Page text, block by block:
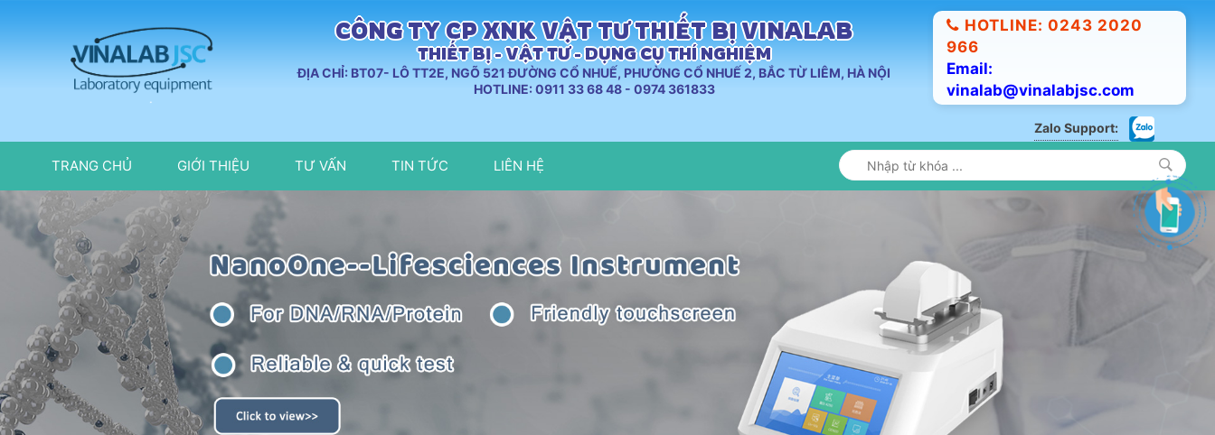
CÔNG TY CP XNK VẬT TƯ THIẾT BỊ VINALAB
THIẾT BỊ - VẬT TƯ - DỤNG CỤ THÍ NGHIỆM
ĐỊA CHỈ: BT07- LÔ TT2E, NGÕ 521 ĐƯỜNG CỔ NHUẾ, PHƯỜNG CỔ NHUẾ 2, BẮC TỪ LIÊM, HÀ NỘI
HOTLINE: 0911 33 68 48 - 0974 361833
HOTLINE: 0243 2020
966
Email:
vinalab@vinalabjsc.com
Zalo Support:
TRANG CHỦ GIỚI THIỆU TƯ VẤN TIN TỨC LIÊN HỆ